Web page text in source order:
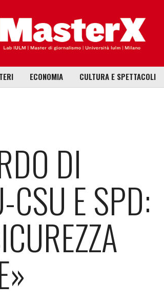
ECONOMIA CULTURA E SPETTACOLI
DI
CSU E SPD: